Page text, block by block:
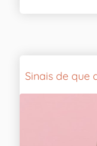
Sinais de que